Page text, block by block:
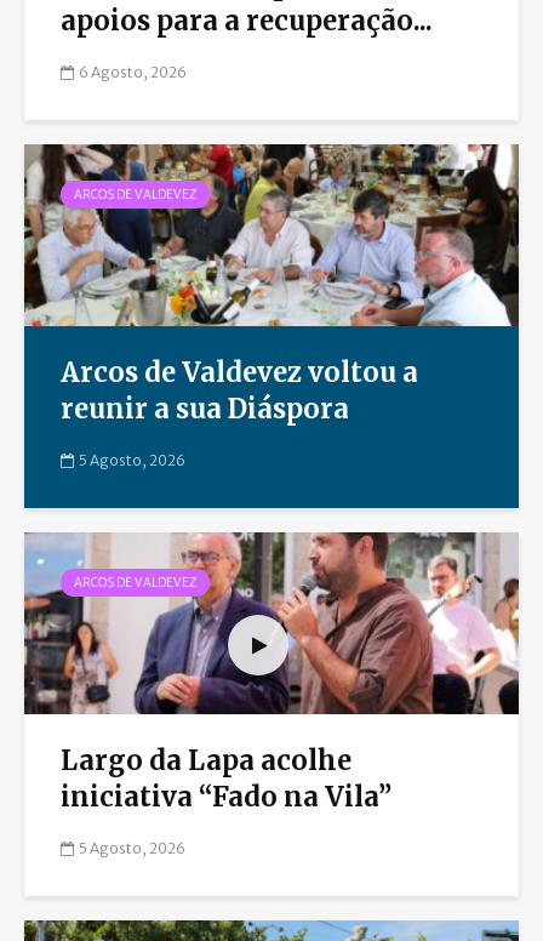
apoios para a recuperação...
6 Agosto, 2026
ARCOS DE VALDEVEZ
Arcos de Valdevez voltou a
reunir a sua Diáspora
5 Agosto, 2026
ARCOS DE VALDEVEZ
Largo da Lapa acolhe
iniciativa “Fado na Vila”
5 Agosto, 2026